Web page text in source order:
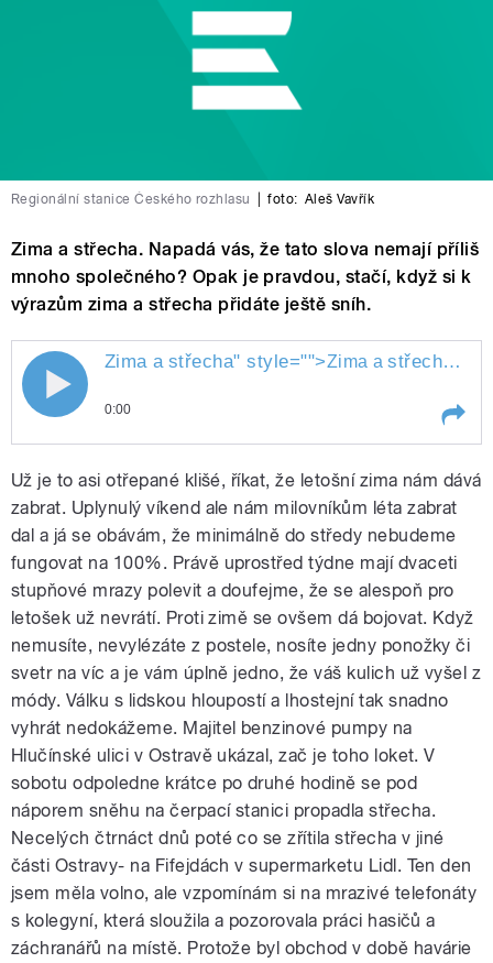
Regionální stanice Českého rozhlasu foto: Aleš Vavřík
Zima a střecha. Napadá vás, že tato slova nemají příliš
mnoho společného? Opak je pravdou, stačí, když si k
výrazům zima a střecha přidáte ještě sníh.
pause
Zima a střecha" style="">Zima a střecha "
0:00
Už je to asi otřepané klišé, říkat, že letošní zima nám dává
zabrat. Uplynulý víkend ale nám milovníkům léta zabrat
dal a já se obávám, že minimálně do středy nebudeme
fungovat na 100%. Právě uprostřed týdne mají dvaceti
stupňové mrazy polevit a doufejme, že se alespoň pro
letošek už nevrátí. Proti zimě se ovšem dá bojovat. Když
nemusíte, nevylézáte z postele, nosíte jedny ponožky či
svetr na víc a je vám úplně jedno, že váš kulich už vyšel z
módy. Válku s lidskou hloupostí a lhostejní tak snadno
vyhrát nedokážeme. Majitel benzinové pumpy na
Hlučínské ulici v Ostravě ukázal, zač je toho loket. V
sobotu odpoledne krátce po druhé hodině se pod
náporem sněhu na čerpací stanici propadla střecha.
Necelých čtrnáct dnů poté co se zřítila střecha v jiné
části Ostravy- na Fifejdách v supermarketu Lidl. Ten den
jsem měla volno, ale vzpomínám si na mrazivé telefonáty
s kolegyní, která sloužila a pozorovala práci hasičů a
záchranářů na místě. Protože byl obchod v době havárie